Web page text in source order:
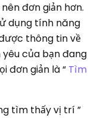
đơn giản hơn.
dụng tính năng
thông tin về
của bạn đang
đơn giản là “ Tìm
tìm thấy vị trí ”